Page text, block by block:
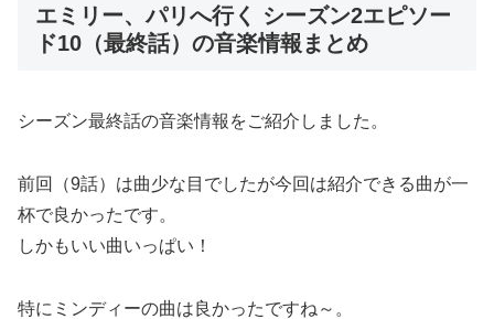
エミリー、パリへ行く シーズン2エピソー
ド10（最終話）の音楽情報まとめ
シーズン最終話の音楽情報をご紹介しました。
前回（9話）は曲少な目でしたが今回は紹介できる曲が一
杯で良かったです。
しかもいい曲いっぱい！
特にミンディーの曲は良かったですね～。